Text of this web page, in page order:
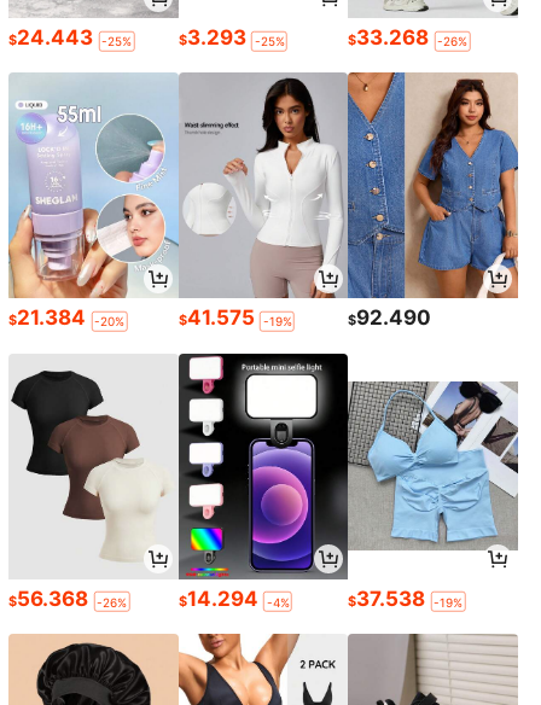
$24.443 -25% $3.293 -25% $33.268 -26%
$21.384 -20% $41.575 -19% $92.490
$56.368 -26% $14.294 -4% $37.538 -19%